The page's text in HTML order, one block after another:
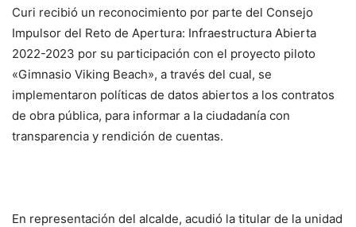
Curi recibió un reconocimiento por parte del Consejo
Impulsor del Reto de Apertura: Infraestructura Abierta
2022-2023 por su participación con el proyecto piloto
«Gimnasio Viking Beach», a través del cual, se
implementaron políticas de datos abiertos a los contratos
de obra pública, para informar a la ciudadanía con
transparencia y rendición de cuentas.
En representación del alcalde, acudió la titular de la unidad